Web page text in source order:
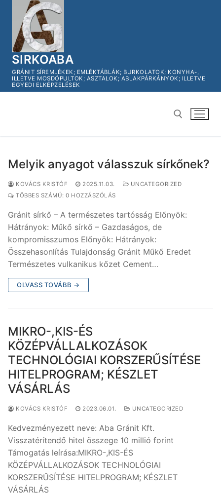
tartalomra
SIRKOABA
GRÁNIT SÍREMLÉKEK; EMLÉKTÁBLÁK; BURKOLATOK; KONYHA-,
ILLETVE MOSDÓPULTOK; ASZTALOK; ABLAKPÁRKÁNYOK; ILLETVE
EGYEDI ELKÉPZELÉSEK
Melyik anyagot válasszuk sírkőnek?
KOVÁCS KRISTÓF 2025.11.03.
UNCATEGORIZED
TÖBBES SZÁMÚ: 0 HOZZÁSZÓLÁS
Gránit sírkő – A természetes tartósság Előnyök:
Hátrányok: Műkő sírkő – Gazdaságos, de
kompromisszumos Előnyök: Hátrányok:
Összehasonlítás Tulajdonság Gránit Műkő Eredet
Természetes vulkanikus kőzet Cement…
OLVASS TOVÁBB →
MIKRO-,KIS-ÉS
KÖZÉPVÁLLALKOZÁSOK
TECHNOLÓGIAI KORSZERŰSÍTÉSE
HITELPROGRAM; KÉSZLET
VÁSÁRLÁS
KOVÁCS KRISTÓF 2023.06.01. UNCATEGORIZED
Kedvezményezett neve: Aba Gránit Kft.
Visszatérítendő hitel összege 10 millió forint
Támogatás leírása:MIKRO-,KIS-ÉS
KÖZÉPVÁLLALKOZÁSOK TECHNOLÓGIAI
KORSZERŰSÍTÉSE HITELPROGRAM; KÉSZLET
VÁSÁRLÁS